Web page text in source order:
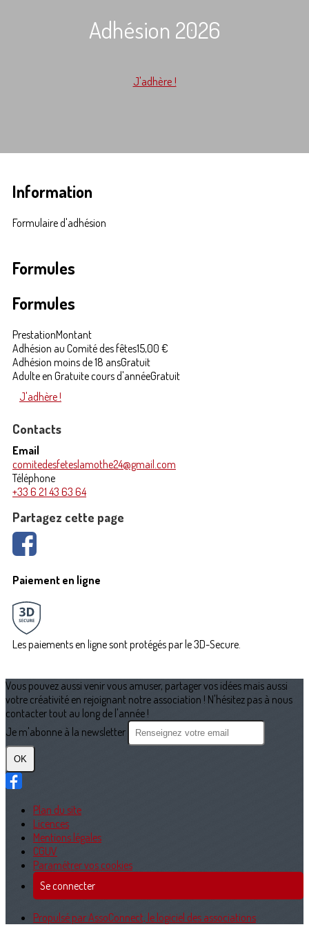
Adhésion 2026
J'adhère !
Information
Formulaire d'adhésion
Formules
Formules
PrestationMontant
Adhésion au Comité des fêtes15,00 €
Adhésion moins de 18 ansGratuit
Adulte en Gratuite cours d'annéeGratuit
J'adhère !
Contacts
Email
comitedesfeteslamothe24@gmail.com
Téléphone
+33 6 21 43 63 64
Partagez cette page
Paiement en ligne
Les paiements en ligne sont protégés par le 3D-Secure.
Vous pouvez aussi venir vous amuser, partager vos idées mais aussi
votre créativité en rejoignant notre association ! N'hésitez pas à nous
contacter tout au long de l'année !
Je m'abonne à la newsletter
OK
Plan du site
Licences
Mentions légales
CGUV
Paramétrer vos cookies
Se connecter
Propulsé par AssoConnect, le logiciel des associations